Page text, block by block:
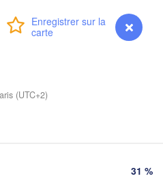
myVentusky Prévisions
(UTC+2)
31 %
(Hrodna)